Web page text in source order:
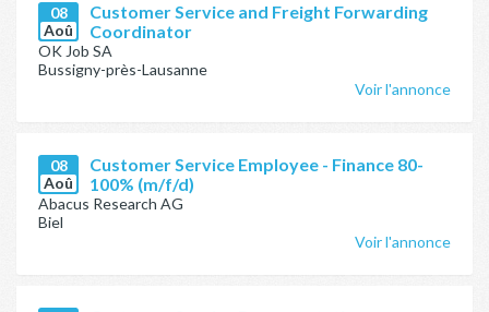
08
Aoû
Customer Service and Freight Forwarding
Coordinator
OK Job SA
Bussigny-près-Lausanne
Voir l'annonce
08
Aoû
Customer Service Employee - Finance 80-
100% (m/f/d)
Abacus Research AG
Biel
Voir l'annonce